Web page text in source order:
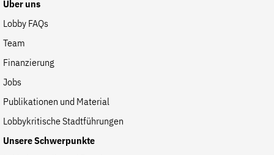
Über uns
Lobby FAQs
Team
Finanzierung
Jobs
Publikationen und Material
Lobbykritische Stadtführungen
Unsere Schwerpunkte